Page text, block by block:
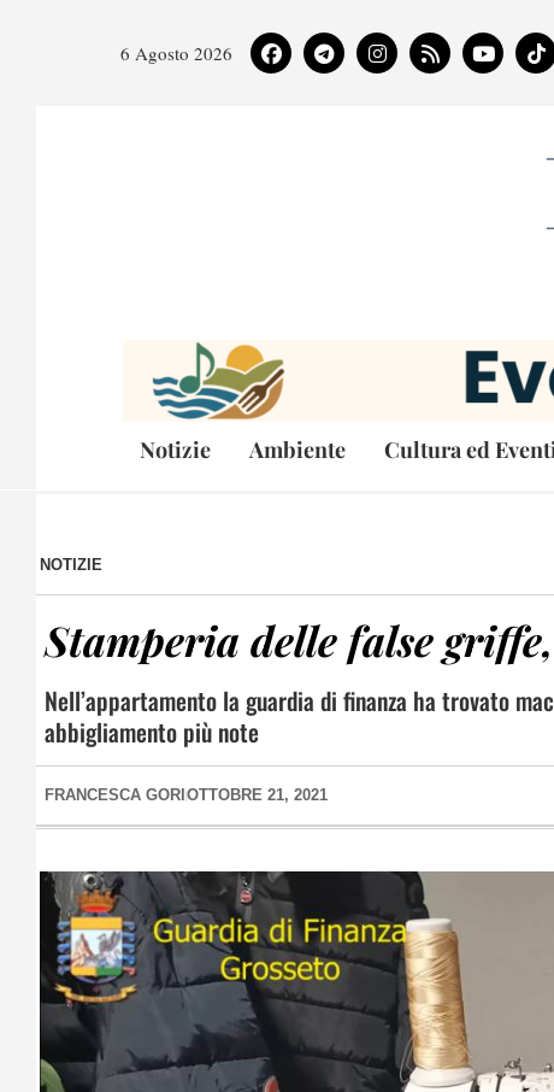
6 Agosto 2026
Notizie Ambiente Cultura ed
NOTIZIE
Stamperia delle false
Nell’appartamento la guardia di finanza ha trovato
abbigliamento più note
FRANCESCA GORI OTTOBRE 21, 2021